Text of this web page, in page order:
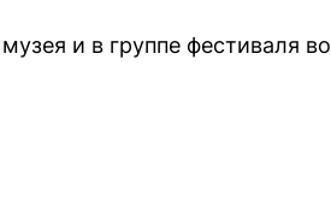
и в группе фестиваля во